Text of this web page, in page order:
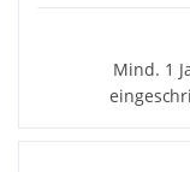
Mind. 1